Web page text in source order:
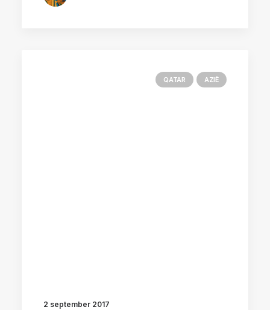
QATAR AZIË
2 september 2017